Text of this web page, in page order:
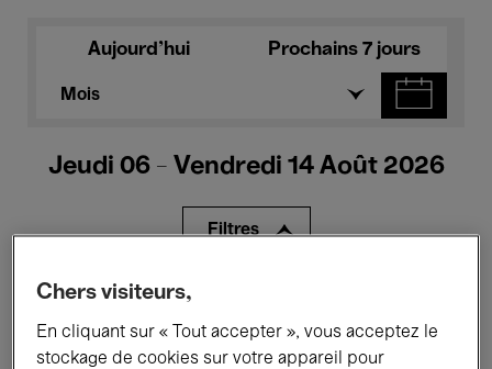
Aujourd'hui Prochains 7 jours
Mois
Jeudi 06 - Vendredi 14 Août 2026
Filtres
Tous les événements
Expositions Films Performances
Chers visiteurs,
En cliquant sur « Tout accepter », vous acceptez le
stockage de cookies sur votre appareil pour